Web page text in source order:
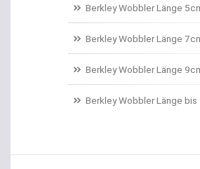
Birnenbleie
Berkley Wobbler Länge
Berkley Wobbler Länge
Berkley Wobbler Länge
Berkley Wobbler Länge bis